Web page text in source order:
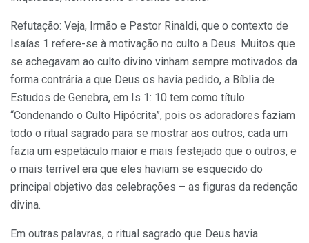
Refutação: Veja, Irmão e Pastor Rinaldi, que o contexto de
Isaías 1 refere-se à motivação no culto a Deus. Muitos que
se achegavam ao culto divino vinham sempre motivados da
forma contrária a que Deus os havia pedido, a Bíblia de
Estudos de Genebra, em Is 1: 10 tem como título
“Condenando o Culto Hipócrita”, pois os adoradores faziam
todo o ritual sagrado para se mostrar aos outros, cada um
fazia um espetáculo maior e mais festejado que o outros, e
o mais terrível era que eles haviam se esquecido do
principal objetivo das celebrações – as figuras da redenção
divina.
Em outras palavras, o ritual sagrado que Deus havia